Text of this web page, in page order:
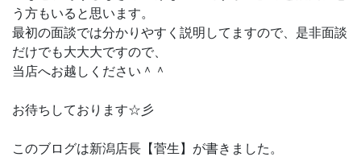
う方もいると思います。
最初の面談では分かりやすく説明してますので、是非面談
だけでも大大大ですので、
当店へお越しください＾＾
お待ちしております☆彡
このブログは新潟店長【菅生】が書きました。